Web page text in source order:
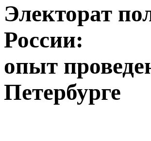
Электорат
России:
опыт
Петербурге